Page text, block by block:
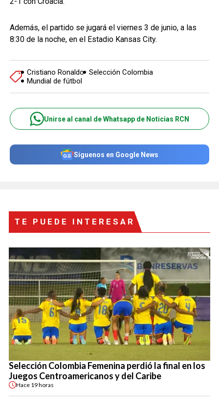
Además, el partido se jugará el viernes 3 de junio, a las
8:30 de la noche, en el Estadio Kansas City.
Cristiano Ronaldo Selección Colombia
Mundial de fútbol
Unirse al canal de Whatsapp de Noticias RCN
Síguenos en Google News
TE PUEDE INTERESAR
Selección Colombia Femenina perdió la final en los
Juegos Centroamericanos y del Caribe
Hace 19 horas